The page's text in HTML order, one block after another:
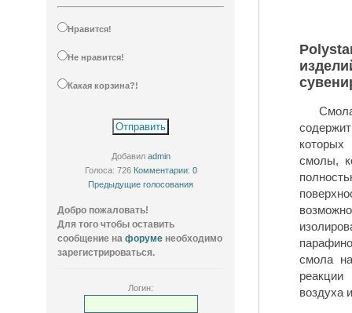
Смола Polystar
которых
смолы,
смола
реакции
воздуха
Нравится!
Не нравится!
Какая корзина?!
Добавил admin
Голоса: 726 Комментарии: 0
Предыдущие голосования
Добро пожаловать!
Для того чтобы оставить
сообщение на форуме необходимо
зарегистрироваться.
Логин: